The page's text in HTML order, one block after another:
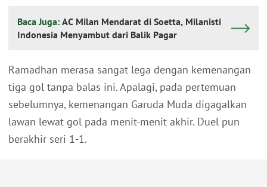
Baca Juga: AC Milan Mendarat di Soetta, Milanisti
Indonesia Menyambut dari Balik Pagar
Ramadhan merasa sangat lega dengan kemenangan
tiga gol tanpa balas ini. Apalagi, pada pertemuan
sebelumnya, kemenangan Garuda Muda digagalkan
lawan lewat gol pada menit-menit akhir. Duel pun
berakhir seri 1-1.